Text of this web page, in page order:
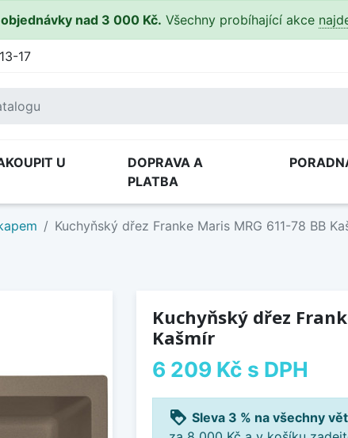
nad 3 000 Kč. Všechny probíhající akce
17
U
DOPRAVA A
PLATBA
Kuchyňský dřez Franke Maris MRG 611-78 BB
Kuchyňský dřez
Kašmír
6 209 Kč s DPH
loyalty Sleva 3 % na všechny